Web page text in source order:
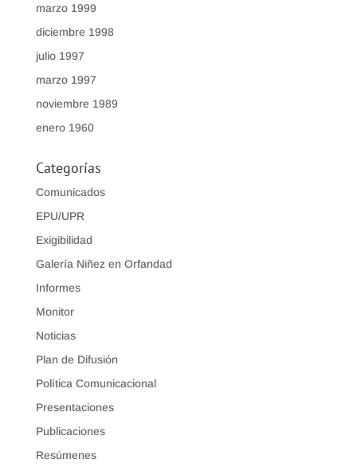
marzo 1999
diciembre 1998
julio 1997
marzo 1997
noviembre 1989
enero 1960
Categorías
Comunicados
EPU/UPR
Exigibilidad
Galería Niñez en Orfandad
Informes
Monitor
Noticias
Plan de Difusión
Política Comunicacional
Presentaciones
Publicaciones
Resúmenes